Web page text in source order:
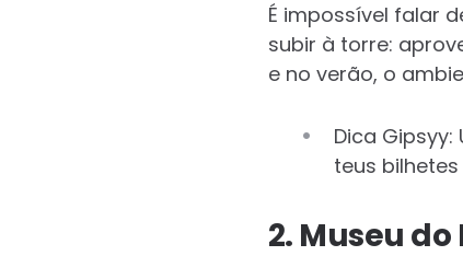
É impossível falar
subir à torre:
e no verão, o
Dica
teus
2. Museu do